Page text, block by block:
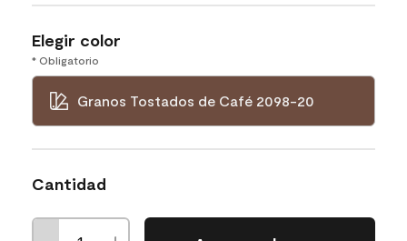
Elegir color
* Obligatorio
Granos Tostados de Café 2098-20
Cantidad